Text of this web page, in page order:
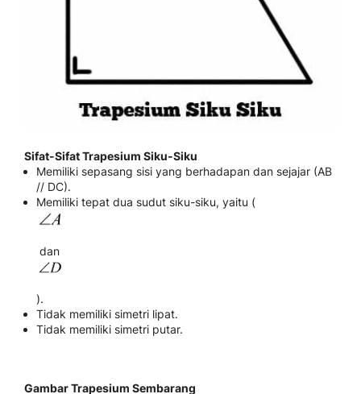
Sifat-Sifat Trapesium Siku-Siku
Memiliki sepasang sisi yang berhadapan dan sejajar (AB
// DC).
Memiliki tepat dua sudut siku-siku, yaitu (
dan
).
Tidak memiliki simetri lipat.
Tidak memiliki simetri putar.
Gambar Trapesium Sembarang